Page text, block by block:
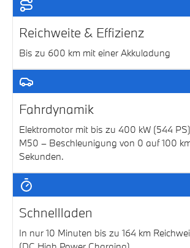
Reichweite & Effizienz
Bis zu 600 km mit einer Akkuladung
Fahrdynamik
Elektromotor mit bis zu 400 kW (544
M50 – Beschleunigung von 0 auf 100
Sekunden.
Schnellladen
In nur 10 Minuten bis zu 164 km